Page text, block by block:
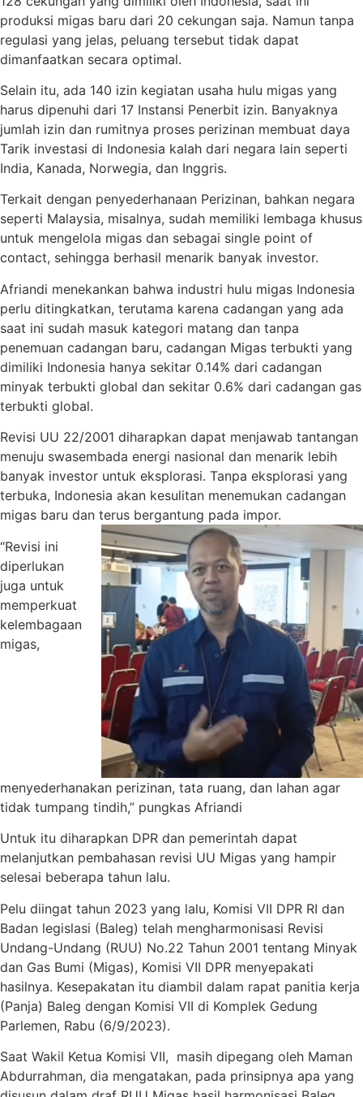
produksi migas baru dari 20 cekungan saja. Namun tanpa
regulasi yang jelas, peluang tersebut tidak dapat
dimanfaatkan secara optimal.
Selain itu, ada 140 izin kegiatan usaha hulu migas yang
harus dipenuhi dari 17 Instansi Penerbit izin. Banyaknya
jumlah izin dan rumitnya proses perizinan membuat daya
Tarik investasi di Indonesia kalah dari negara lain seperti
India, Kanada, Norwegia, dan Inggris.
Terkait dengan penyederhanaan Perizinan, bahkan negara
seperti Malaysia, misalnya, sudah memiliki lembaga khusus
untuk mengelola migas dan sebagai single point of
contact, sehingga berhasil menarik banyak investor.
Afriandi menekankan bahwa industri hulu migas Indonesia
perlu ditingkatkan, terutama karena cadangan yang ada
saat ini sudah masuk kategori matang dan tanpa
penemuan cadangan baru, cadangan Migas terbukti yang
dimiliki Indonesia hanya sekitar 0.14% dari cadangan
minyak terbukti global dan sekitar 0.6% dari cadangan gas
terbukti global.
Revisi UU 22/2001 diharapkan dapat menjawab tantangan
menuju swasembada energi nasional dan menarik lebih
banyak investor untuk eksplorasi. Tanpa eksplorasi yang
terbuka, Indonesia akan kesulitan menemukan cadangan
migas baru dan terus bergantung pada impor.
“Revisi ini
diperlukan
juga untuk
memperkuat
kelembagaan
migas,
menyederhanakan perizinan, tata ruang, dan lahan agar
tidak tumpang tindih,” pungkas Afriandi
Untuk itu diharapkan DPR dan pemerintah dapat
melanjutkan pembahasan revisi UU Migas yang hampir
selesai beberapa tahun lalu.
Pelu diingat tahun 2023 yang lalu, Komisi VII DPR RI dan
Badan legislasi (Baleg) telah mengharmonisasi Revisi
Undang-Undang (RUU) No.22 Tahun 2001 tentang Minyak
dan Gas Bumi (Migas), Komisi VII DPR menyepakati
hasilnya. Kesepakatan itu diambil dalam rapat panitia kerja
(Panja) Baleg dengan Komisi VII di Komplek Gedung
Parlemen, Rabu (6/9/2023).
Saat Wakil Ketua Komisi VII, masih dipegang oleh Maman
Abdurrahman, dia mengatakan, pada prinsipnya apa yang